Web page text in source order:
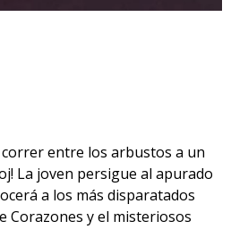
entre los arbustos a un
La joven persigue al apurado
a los más disparatados
Corazones y el misteriosos